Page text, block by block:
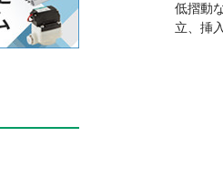
低摺動
立、挿